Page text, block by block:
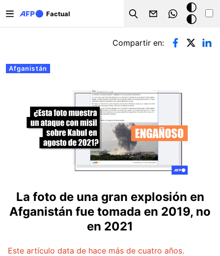
Factual
Search
Modo
oscuro
Solapas principales
Afganistán
Compartir en:
La foto de una gran explosión en
Afganistán fue tomada en 2019, no
en 2021
Este artículo data de hace más de cuatro años.